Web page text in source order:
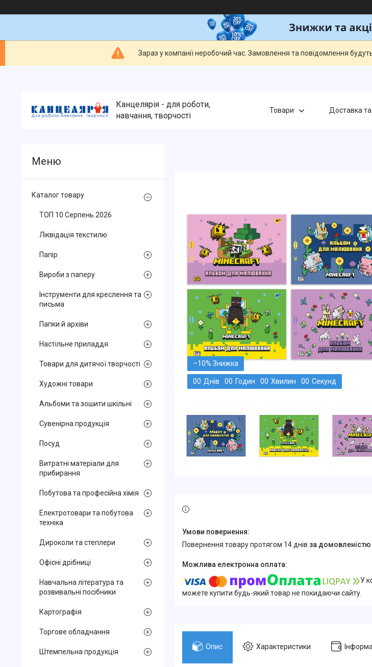
Зараз у компанії неробочий час. Замовлення та повідомлення
Канцелярія - для роботи,
навчання, творчості
Товари Доставка
–10%
00 Днів 00 Годин 00 Хвилин 00 Секунд
повернення товару протягом 14 днів за домовленістю
У
можете купити будь-який товар не покидаючи сайту.
Опис Характеристики
Каталог товару
ТОП 10 Серпень 2026
Ліквідація текстилю
Папір
Вироби з паперу
Інструменти для креслення та
письма
Папки й архіви
Настільне приладдя
Товари для дитячої творчості
Художні товари
Альбоми та зошити шкільні
Сувенірна продукція
Посуд
Витратні матеріали для
прибирання
Побутова та професійна хімія
Електротовари та побутова
техніка
Дироколи та степлери
Офісні дрібниці
Навчальна література та
розвивальні посібники
Картографія
Торгове обладнання
Штемпельна продукція